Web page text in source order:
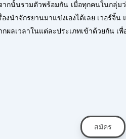
กนั้นรวมตัวพร้อมกัน เมื่อทุกคนในกลุ่ม
งนำจักรยานมาแข่งเองได้เลย เวอร์จิ้
กผลเวลาในแต่ละประเภทเข้าด้วยกัน เพื่
สมัคร